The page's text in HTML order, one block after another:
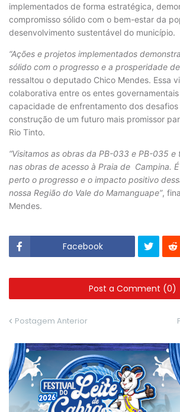
implementados de forma estratégica,
compromisso sólido com o bem-estar da
desenvolvimento sustentável do município.
“Ações e projetos implementados
sólido com o progresso e a prosperidade de
ressaltou o deputado Chico Mendes. Essa
colaborativa entre os entes
capacidade de enfrentamento dos desafios
construção de um futuro mais promissor
Rio Tinto.
“Visitamos as obras da PB-033 e PB-035 e
nas obras de acesso à Praia de Campina.
perto o progresso e o impacto positivo
nossa Região do Vale do Mamanguape”,
Mendes.
Facebook
Post a Comment (0)
Postagem Anterior